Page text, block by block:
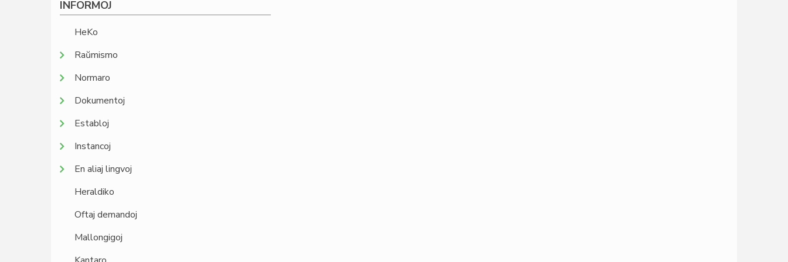
INFORMOJ
HeKo
Raŭmismo
Normaro
Dokumentoj
Establoj
Instancoj
En aliaj lingvoj
Heraldiko
Oftaj demandoj
Mallongigoj